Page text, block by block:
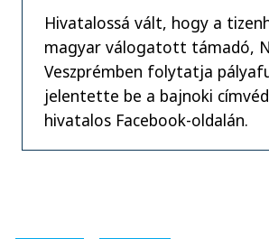
Hivatalossá vált, hogy a
magyar válogatott támadó,
Veszprémben folytatja
jelentette be a bajnoki
hivatalos Facebook-oldalán.